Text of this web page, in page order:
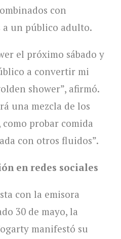
con
un público adulto.
el próximo sábado y
a convertir mi
shower”, afirmó.
una mezcla de los
probar comida
con otros fluidos”.
en redes sociales
con la emisora
30 de mayo, la
manifestó su